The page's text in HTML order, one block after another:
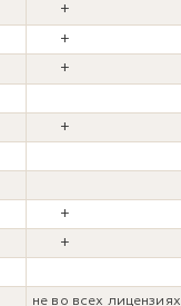
+
+
+
+
+
+
не во всех лицензиях